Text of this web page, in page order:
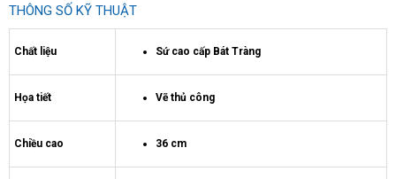
THÔNG SỐ KỸ THUẬT
Chất liệu Sứ cao cấp Bát Tràng
Họa tiết Vẽ thủ công
Chiều cao 36 cm